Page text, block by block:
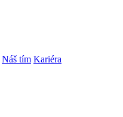
Náš tím Kariéra